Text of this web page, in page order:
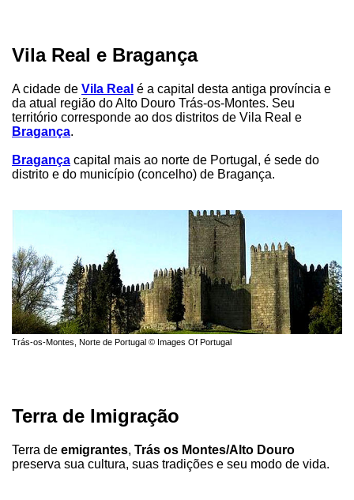
Vila Real e Bragança
A cidade de Vila Real é a capital desta antiga província e
da atual região do Alto Douro Trás-os-Montes. Seu
território corresponde ao dos distritos de Vila Real e
Bragança.
Bragança capital mais ao norte de Portugal, é sede do
distrito e do município (concelho) de Bragança.
Trás-os-Montes, Norte de Portugal © Images Of Portugal
Terra de Imigração
Terra de emigrantes, Trás os Montes/Alto Douro
preserva sua cultura, suas tradições e seu modo de vida.